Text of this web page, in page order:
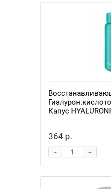
Капус
364 р.
+
-